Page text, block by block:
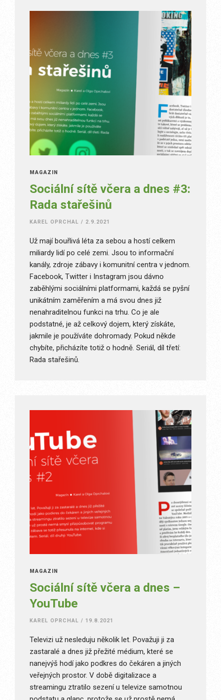
MAGAZÍN
Sociální sítě včera a dnes #3:
Rada stařešinů
KAREL OPRCHAL / 2.9.2021
Už mají bouřlivá léta za sebou a hostí celkem
miliardy lidí po celé zemi. Jsou to informační
kanály, zdroje zábavy i komunitní centra v jednom.
Facebook, Twitter i Instagram jsou dávno
zaběhlými sociálními platformami, každá se pyšní
unikátním zaměřením a má svou dnes již
nenahraditelnou funkci na trhu. Co je ale
podstatné, je až celkový dojem, který získáte,
jakmile je používáte dohromady. Pokud někde
chybíte, přicházíte totiž o hodně. Seriál, díl třetí:
Rada stařešinů.
MAGAZÍN
Sociální sítě včera a dnes –
YouTube
KAREL OPRCHAL / 19.8.2021
Televizi už nesleduju několik let. Považuji ji za
zastaralé a dnes již přežité médium, které se
nanejvýš hodí jako podkres do čekáren a jiných
veřejných prostor. V době digitalizace a
streamingu ztratilo sezení u televize samotnou